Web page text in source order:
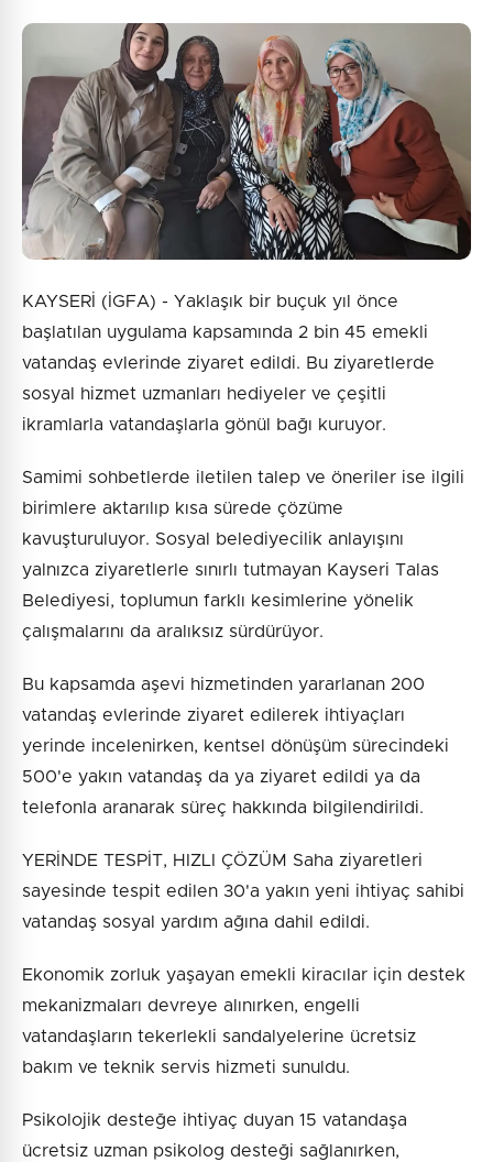
KAYSERİ (İGFA) - Yaklaşık bir buçuk yıl önce
başlatılan uygulama kapsamında 2 bin 45 emekli
vatandaş evlerinde ziyaret edildi. Bu ziyaretlerde
sosyal hizmet uzmanları hediyeler ve çeşitli
ikramlarla vatandaşlarla gönül bağı kuruyor.
Samimi sohbetlerde iletilen talep ve öneriler ise ilgili
birimlere aktarılıp kısa sürede çözüme
kavuşturuluyor. Sosyal belediyecilik anlayışını
yalnızca ziyaretlerle sınırlı tutmayan Kayseri Talas
Belediyesi, toplumun farklı kesimlerine yönelik
çalışmalarını da aralıksız sürdürüyor.
Bu kapsamda aşevi hizmetinden yararlanan 200
vatandaş evlerinde ziyaret edilerek ihtiyaçları
yerinde incelenirken, kentsel dönüşüm sürecindeki
500'e yakın vatandaş da ya ziyaret edildi ya da
telefonla aranarak süreç hakkında bilgilendirildi.
YERİNDE TESPİT, HIZLI ÇÖZÜM Saha ziyaretleri
sayesinde tespit edilen 30'a yakın yeni ihtiyaç sahibi
vatandaş sosyal yardım ağına dahil edildi.
Ekonomik zorluk yaşayan emekli kiracılar için destek
mekanizmaları devreye alınırken, engelli
vatandaşların tekerlekli sandalyelerine ücretsiz
bakım ve teknik servis hizmeti sunuldu.
Psikolojik desteğe ihtiyaç duyan 15 vatandaşa
ücretsiz uzman psikolog desteği sağlanırken,